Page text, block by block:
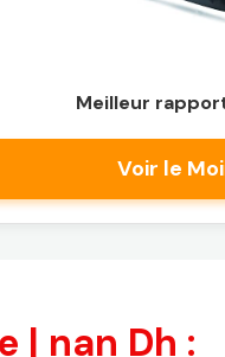
Meilleur
Voir le
| nan Dh :